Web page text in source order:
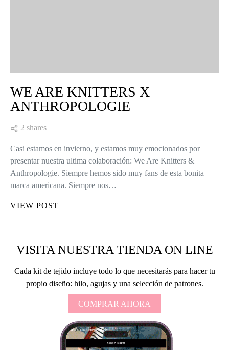
WE ARE KNITTERS X
ANTHROPOLOGIE
2 shares
Casi estamos en invierno, y estamos muy emocionados por
presentar nuestra ultima colaboración: We Are Knitters &
Anthropologie. Siempre hemos sido muy fans de esta bonita
marca americana. Siempre nos…
VIEW POST
VISITA NUESTRA TIENDA ON LINE
Cada kit de tejido incluye todo lo que necesitarás para hacer tu
propio diseño: hilo, agujas y una selección de patrones.
COMPRAR AHORA